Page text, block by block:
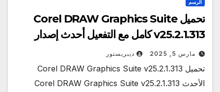
الرسم
تحميل Corel DRAW Graphics Suite
v25.2.1.313 كامل مع التفعيل أحدث إصدار
مارس 5, 2025 ديبريستور
تحميل Corel DRAW Graphics Suite v25.2.1.313
الأحدث Corel DRAW Graphics Suite v25.2.1.313